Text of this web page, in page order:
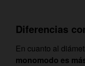
Diferencias
En cuanto al
monomodo es